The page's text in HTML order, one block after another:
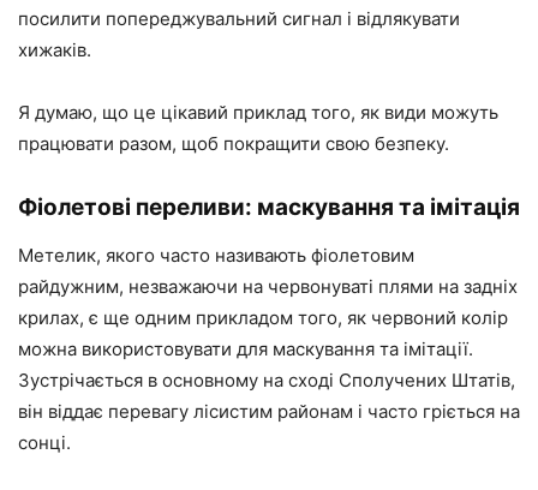
посилити попереджувальний сигнал і відлякувати
хижаків.
Я думаю, що це цікавий приклад того, як види можуть
працювати разом, щоб покращити свою безпеку.
Фіолетові переливи: маскування та імітація
Метелик, якого часто називають фіолетовим
райдужним, незважаючи на червонуваті плями на задніх
крилах, є ще одним прикладом того, як червоний колір
можна використовувати для маскування та імітації.
Зустрічається в основному на сході Сполучених Штатів,
він віддає перевагу лісистим районам і часто гріється на
сонці.